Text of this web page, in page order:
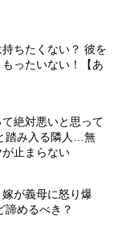
ちたくない？ 彼を
ったいない！【あ
て絶対悪いと思って
踏み入る隣人…無
止まらない
が義母に怒り爆
諦めるべき？